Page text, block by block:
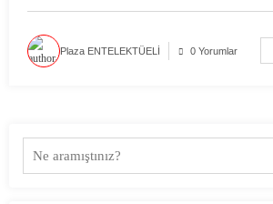
Plaza ENTELEKTÜELİ 0 Yorumlar